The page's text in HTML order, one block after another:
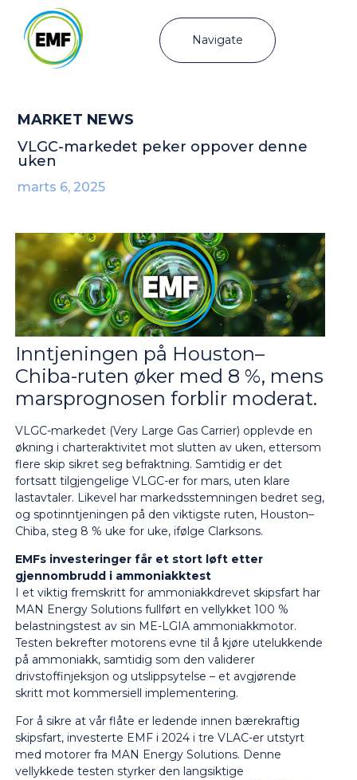
Navigate
MARKET NEWS
VLGC-markedet peker oppover denne
uken
marts 6, 2025
Inntjeningen på Houston–
Chiba-ruten øker med 8 %, mens
marsprognosen forblir moderat.
VLGC-markedet (Very Large Gas Carrier) opplevde en
økning i charteraktivitet mot slutten av uken, ettersom
flere skip sikret seg befraktning. Samtidig er det
fortsatt tilgjengelige VLGC-er for mars, uten klare
lastavtaler. Likevel har markedsstemningen bedret seg,
og spotinntjeningen på den viktigste ruten, Houston–
Chiba, steg 8 % uke for uke, ifølge Clarksons.
EMFs investeringer får et stort løft etter
gjennombrudd i ammoniakktest
I et viktig fremskritt for ammoniakkdrevet skipsfart har
MAN Energy Solutions fullført en vellykket 100 %
belastningstest av sin ME-LGIA ammoniakkmotor.
Testen bekrefter motorens evne til å kjøre utelukkende
på ammoniakk, samtidig som den validerer
drivstoffinjeksjon og utslippsytelse – et avgjørende
skritt mot kommersiell implementering.
For å sikre at vår flåte er ledende innen bærekraftig
skipsfart, investerte EMF i 2024 i tre VLAC-er utstyrt
med motorer fra MAN Energy Solutions. Denne
vellykkede testen styrker den langsiktige